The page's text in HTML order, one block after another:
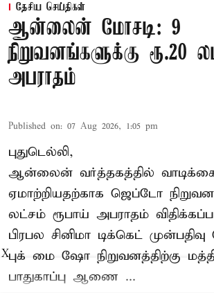
தேசிய செய்திகள்
ஆன்லைன் மோசடி: 9
நிறுவனங்களுக்கு ரூ.20
அபராதம்
Published on: 07 Aug 2026, 1:05 pm
புதுடெல்லி,
ஆன்லைன் வர்த்தகத்தில்
ஏமாற்றியதற்காக ஜெப்டோ
லட்சம் ரூபாய் அபராதம்
பிரபல சினிமா டிக்கெட்
புக் மை ஷோ நிறுவனத்திற்கு
பாதுகாப்பு ஆணை ...
X